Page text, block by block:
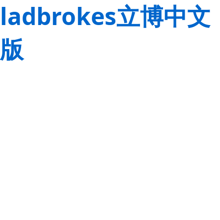
ladbrokes立博中文
版